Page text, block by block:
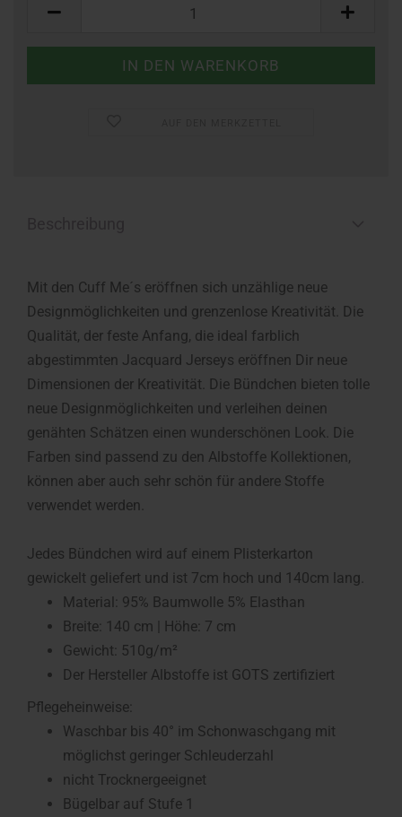
Mit den Cuff Me´s eröffnen sich unzählige neue
Designmöglichkeiten und grenzenlose Kreativität. Die
Qualität, der feste Anfang, die ideal farblich
abgestimmten Jacquard Jerseys eröffnen Dir neue
Dimensionen der Kreativität. Die Bündchen bieten tolle
neue Designmöglichkeiten und verleihen deinen
genähten Schätzen einen wunderschönen Look. Die
Farben sind passend zu den Albstoffe Kollektionen,
können aber auch sehr schön für andere Stoffe
verwendet werden.
Jedes Bündchen wird auf einem Plisterkarton
gewickelt geliefert und ist 7cm hoch und 140cm lang.
Material: 95% Baumwolle 5% Elasthan
Breite: 140 cm | Höhe: 7 cm
Gewicht: 510g/m²
Der Hersteller Albstoffe ist GOTS zertifiziert
Pflegeheinweise:
Waschbar bis 40° im Schonwaschgang mit
möglichst geringer Schleuderzahl
nicht Trocknergeeignet
Bügelbar auf Stufe 1